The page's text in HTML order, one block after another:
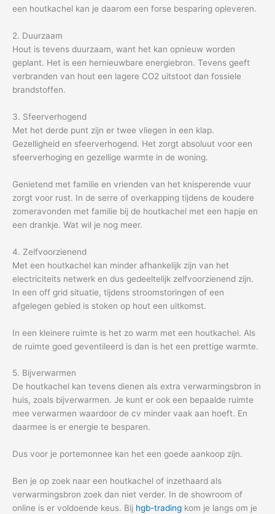
een houtkachel kan je daarom een forse besparing opleveren.
2. Duurzaam
Hout is tevens duurzaam, want het kan opnieuw worden
geplant. Het is een hernieuwbare energiebron. Tevens geeft
verbranden van hout een lagere CO2 uitstoot dan fossiele
brandstoffen.
3. Sfeerverhogend
Met het derde punt zijn er twee vliegen in een klap.
Gezelligheid en sfeerverhogend. Het zorgt absoluut voor een
sfeerverhoging en gezellige warmte in de woning.
Genietend met familie en vrienden van het knisperende vuur
zorgt voor rust. In de serre of overkapping tijdens de koudere
zomeravonden met familie bij de houtkachel met een hapje en
een drankje. Wat wil je nog meer.
4. Zelfvoorzienend
Met een houtkachel kan minder afhankelijk zijn van het
electriciteits netwerk en dus gedeeltelijk zelfvoorzienend zijn.
In een off grid situatie, tijdens stroomstoringen of een
afgelegen gebied is stoken op hout een uitkomst.
In een kleinere ruimte is het zo warm met een houtkachel. Als
de ruimte goed geventileerd is dan is het een prettige warmte.
5. Bijverwarmen
De houtkachel kan tevens dienen als extra verwarmingsbron in
huis, zoals bijverwarmen. Je kunt er ook een bepaalde ruimte
mee verwarmen waardoor de cv minder vaak aan hoeft. En
daarmee is er energie te besparen.
Dus voor je portemonnee kan het een goede aankoop zijn.
Ben je op zoek naar een houtkachel of inzethaard als
verwarmingsbron zoek dan niet verder. In de showroom of
online is er voldoende keus. Bij hgb-trading kom je langs om je